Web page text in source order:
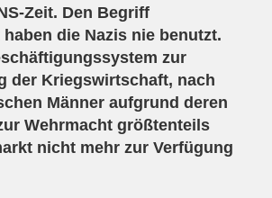
Zeit. Den Begriff
die Nazis nie benutzt.
zur
der Kriegswirtschaft, nach
Männer aufgrund deren
Wehrmacht größtenteils
nicht mehr zur Verfügung